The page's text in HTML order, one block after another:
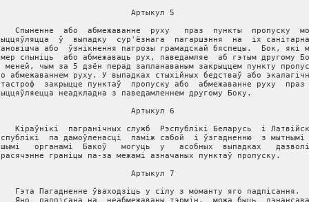
Артыкул 5
Спыненне  або  абмежаванне  руху   праз  пункты  пропуску
ў  выпадку  сур'ёзнага  пагаршэння  на  iх
або  ўзнiкнення пагрозы грамадскай бяспецы.  Бок, якi
спынiць  або абмежаваць рух, паведамляе  аб гэтым другому
меней, чым за 5 дзён перад запланаваным закрыццем пункту
абмежаваннем руху. У выпадках стыхiйных бедстваў або
закрыцце пунктаў  пропуску або  абмежаванне руху
неадкладна з паведамленнем другому Боку.
Артыкул 6
Кiраўнiкi  пагранiчных служб  Рэспублiкi Беларусь  i
па дамоўленасцi  памiж сабой  i ўзгадненню  з
органамi  Бакоў   могуць  у   асобных  выпадках
гранiцы па-за межамi азначаных пунктаў пропуску.
Артыкул 7
Гэта Пагадненне ўваходзiць у сiлу з моманту яго падпiсання.